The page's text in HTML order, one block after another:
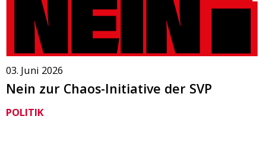
03. Juni 2026
Nein zur Chaos-Initiative der SVP
POLITIK